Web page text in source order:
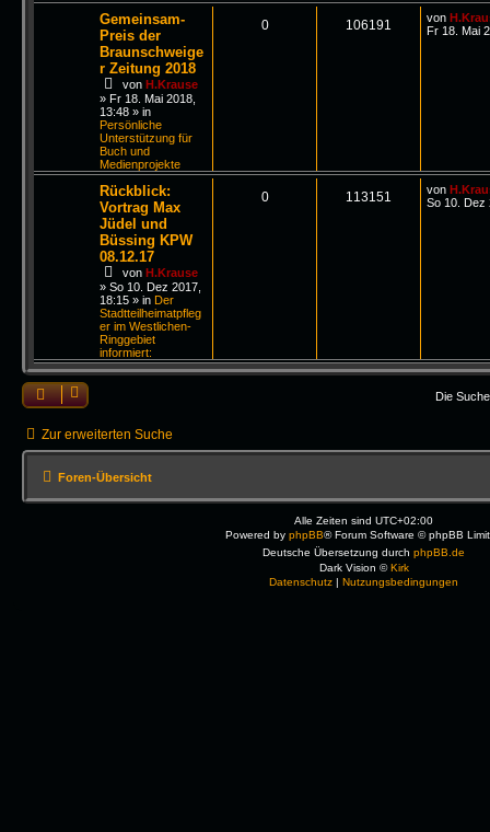
Gemeinsam-
Preis der
Braunschweige
r Zeitung 2018
von H.Krause
» Fr 18. Mai 2018,
13:48 » in
Persönliche
Unterstützung für
Buch und
Medienprojekte
0 106191 von
Fr 18. Mai
Rückblick:
Vortrag Max
Jüdel und
Büssing KPW
08.12.17
von H.Krause
» So 10. Dez 2017,
18:15 » in Der
Stadtteilheimatpfleg
er im Westlichen-
Ringgebiet
informiert:
0 113151 von
So 10. Dez
Die
Zur erweiterten Suche
Foren-Übersicht
Alle Zeiten sind UTC+02:00
Powered by phpBB® Forum Software © phpBB
Deutsche Übersetzung durch phpBB.de
Dark Vision ©Kirk
Datenschutz | Nutzungsbedingungen